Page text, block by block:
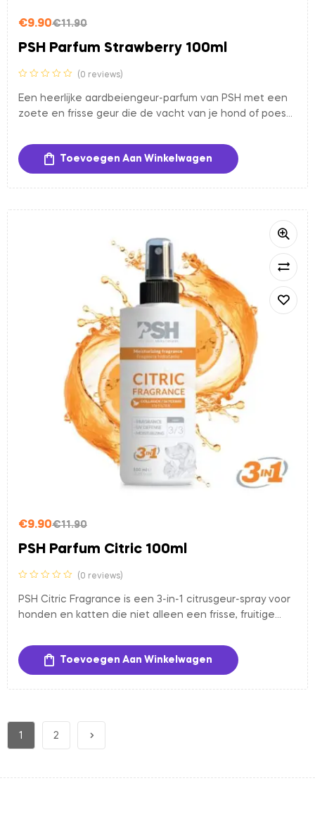
€11.90
€9.90
PSH Parfum Strawberry 100ml
(0 reviews)
Een heerlijke aardbeiengeur-parfum van PSH met een
zoete en frisse geur die de vacht van je hond of poes
alcoholvrije, hypoallergene formule die zacht is voor de
huid en geschikt is voor regelmatig gebruik, ook bij
gevoelige honden en katten.
Toevoegen Aan Winkelwagen
€11.90
€9.90
PSH Parfum Citric 100ml
(0 reviews)
PSH Citric Fragrance is een 3-in-1 citrusgeur-spray voor
honden en katten die niet alleen een frisse, fruitige
bescherming tegen UV-straling biedt. De formule is
hypoallergeen, parabenenvrij en veilig voor gevoelige
huid, en hoeft niet uitgespoeld te worden.
Toevoegen Aan Winkelwagen
1 2